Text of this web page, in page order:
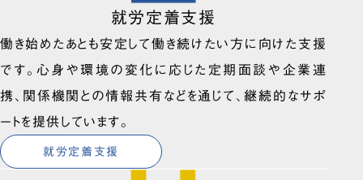
就労定着支援
働き始めたあとも安定して働き続けたい方に向けた支援
です。心身や環境の変化に応じた定期面談や企業連
携、関係機関との情報共有などを通じて、継続的なサポ
ートを提供しています。
就労定着支援